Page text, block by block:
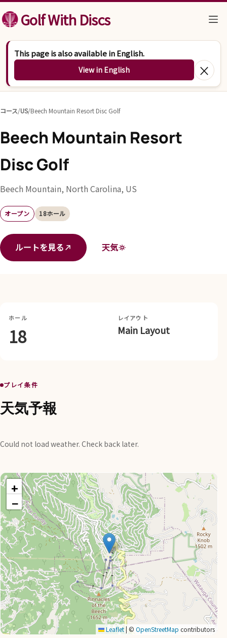
コンテンツへスキップ
Golf With Discs
This page is also available in English.
View in English ×
コース/US/Beech Mountain Resort Disc Golf
Beech Mountain Resort
Disc Golf
Beech Mountain, North Carolina, US
オープン 18ホール
ルートを見る 天気
ホール
18
レイアウト
Main Layout
プレイ条件
天気予報
Could not load weather. Check back later.
+
−
Leaflet |©OpenStreetMap contributors